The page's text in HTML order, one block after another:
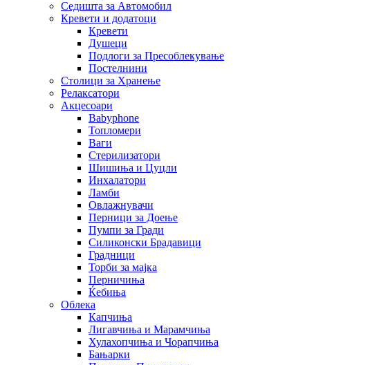
Седишта за Автомобил
Кревети и додатоци
Кревети
Душеци
Подлоги за Пресоблекување
Постелнини
Столици за Хранење
Релаксатори
Акцесоари
Babyphone
Топломери
Ваги
Стерилизатори
Шишиња и Цуцли
Инхалатори
Ламби
Овлажнувачи
Перници за Доење
Пумпи за Гради
Силиконски Брадавици
Градници
Торби за мајка
Перничиња
Ќебиња
Облека
Капчиња
Лигавчиња и Марамчиња
Хулахопчиња и Чорапчиња
Бањарки